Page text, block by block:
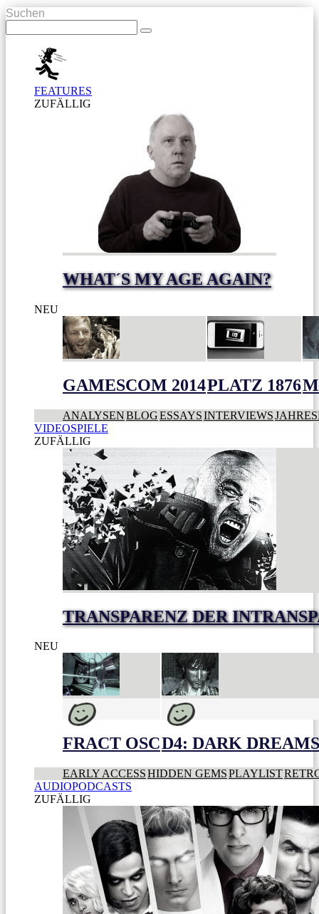
Suchen
FEATURES
ZUFÄLLIG
WHAT´S MY AGE AGAIN?
NEU
GAMESCOM 2014PLATZ 1876
ANALYSENBLOGESSAYSINTERVIEWS
VIDEOSPIELE
ZUFÄLLIG
TRANSPARENZ DER
NEU
FRACT OSCD4: DARK
EARLY ACCESSHIDDEN GEMSPLAYLIST
AUDIOPODCASTS
ZUFÄLLIG